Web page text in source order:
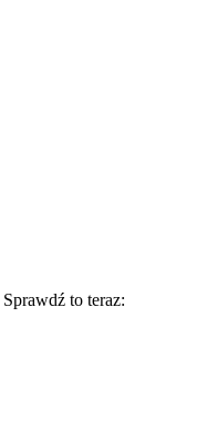
Sprawdź to teraz: